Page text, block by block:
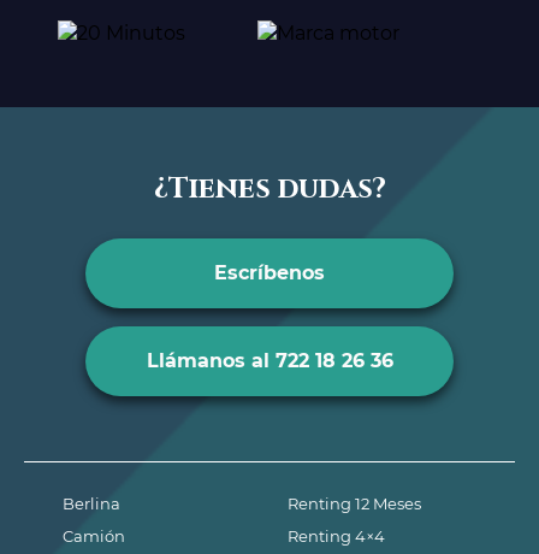
¿Tienes dudas?
Escríbenos
Llámanos al 722 18 26 36
Berlina
Camión
Renting 12 Meses
Renting 4×4